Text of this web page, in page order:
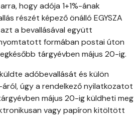
hogy adója 1+1%-ának
részét képező önálló EGYSZA
a bevallásával együtt
formában postai úton
tárgyévben május 20-ig.
adóbevallását és külön
áról, úgy a rendelkező nyilatkozatot
május 20-ig küldheti meg
vagy papíron kitöltött